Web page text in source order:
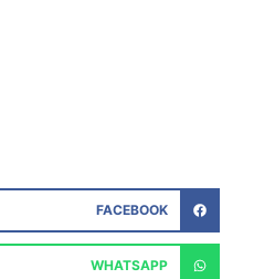
FACEBOOK
WHATSAPP